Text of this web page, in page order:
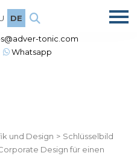
DE
tonic.com
Whatsapp
und Design > Schlüsselbild
Design für einen